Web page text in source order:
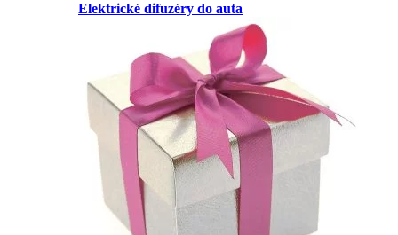
Elektrické difuzéry do auta